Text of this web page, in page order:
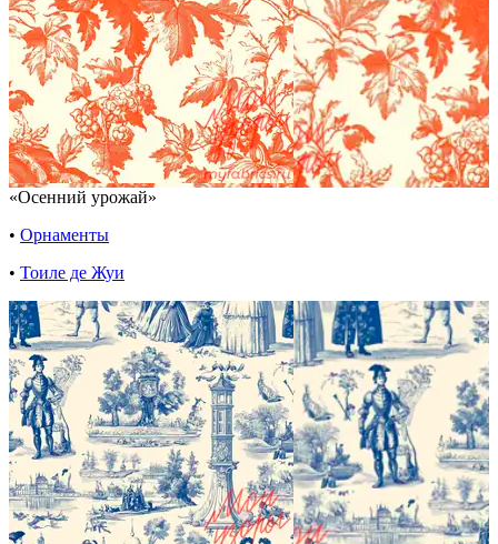
«Осенний урожай»
• Орнаменты
• Тоиле де Жуи